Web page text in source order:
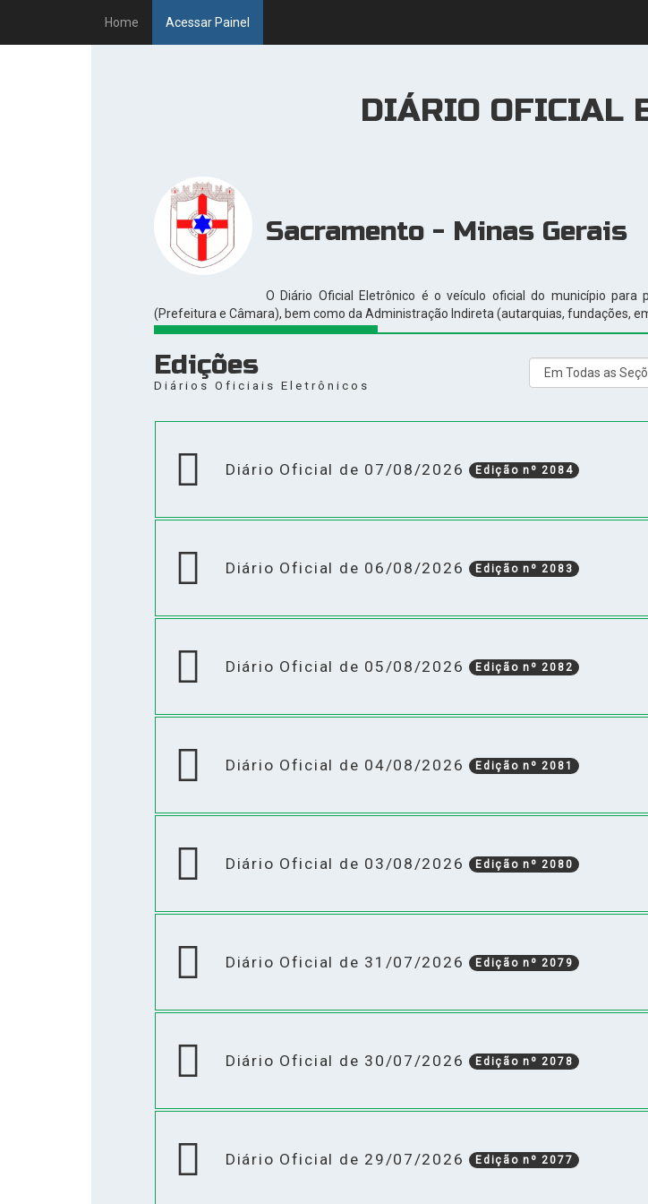
Home Acessar Painel
DIÁRIO OFICIAL
Sacramento - Minas Gerais
O Diário Oficial Eletrônico é o veículo oficial do município
(Prefeitura e Câmara), bem como da Administração Indireta (autarquias, fundações,
Edições
Diários Oficiais Eletrônicos
Seção
Diário Oficial de 07/08/2026 Edição nº 2084
Diário Oficial de 06/08/2026 Edição nº 2083
Diário Oficial de 05/08/2026 Edição nº 2082
Diário Oficial de 04/08/2026 Edição nº 2081
Diário Oficial de 03/08/2026 Edição nº 2080
Diário Oficial de 31/07/2026 Edição nº 2079
Diário Oficial de 30/07/2026 Edição nº 2078
Diário Oficial de 29/07/2026 Edição nº 2077